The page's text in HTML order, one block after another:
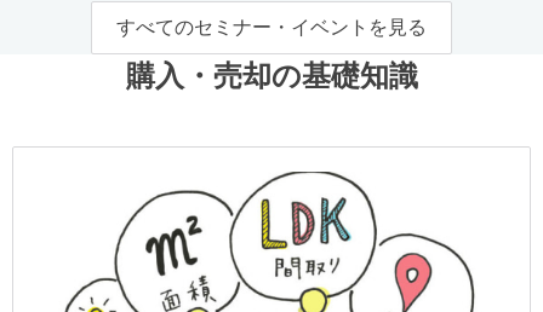
すべてのセミナー・イベントを見る
購入・売却の基礎知識